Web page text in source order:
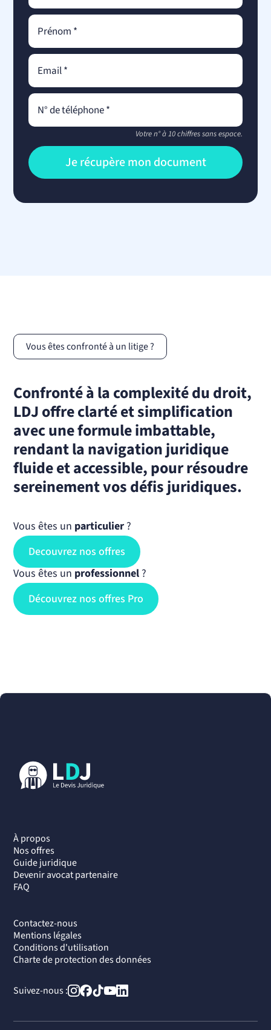
Votre n° à 10 chiffres sans espace.
Vous êtes confronté à un litige ?
Confronté à la complexité du droit,
LDJ offre clarté et simplification
avec une formule imbattable,
rendant la navigation juridique
fluide et accessible, pour résoudre
sereinement vos défis juridiques.
Vous êtes un particulier ?
Decouvrez nos offres
Vous êtes un professionnel ?
Découvrez nos offres Pro
À propos
Nos offres
Guide juridique
Devenir avocat partenaire
FAQ
Contactez-nous
Mentions légales
Conditions d'utilisation
Charte de protection des données
Suivez-nous :